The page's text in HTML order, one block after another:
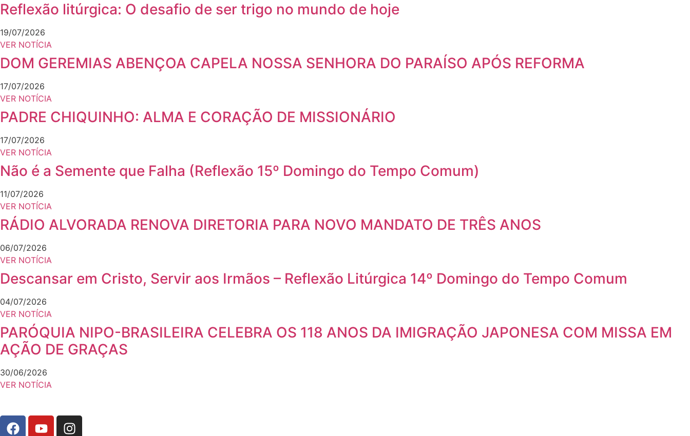
Reflexão litúrgica: O desafio de ser trigo no mundo de hoje
19/07/2026
VER NOTÍCIA
DOM GEREMIAS ABENÇOA CAPELA NOSSA SENHORA DO PARAÍSO APÓS REFORMA
17/07/2026
VER NOTÍCIA
PADRE CHIQUINHO: ALMA E CORAÇÃO DE MISSIONÁRIO
17/07/2026
VER NOTÍCIA
Não é a Semente que Falha (Reflexão 15º Domingo do Tempo Comum)
11/07/2026
VER NOTÍCIA
RÁDIO ALVORADA RENOVA DIRETORIA PARA NOVO MANDATO DE TRÊS ANOS
06/07/2026
VER NOTÍCIA
Descansar em Cristo, Servir aos Irmãos – Reflexão Litúrgica 14º Domingo do Tempo Comum
04/07/2026
VER NOTÍCIA
PARÓQUIA NIPO-BRASILEIRA CELEBRA OS 118 ANOS DA IMIGRAÇÃO JAPONESA COM MISSA EM
AÇÃO DE GRAÇAS
30/06/2026
VER NOTÍCIA